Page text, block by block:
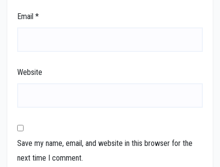
Email *
Website
Save my name, email, and website in this browser for the
next time I comment.